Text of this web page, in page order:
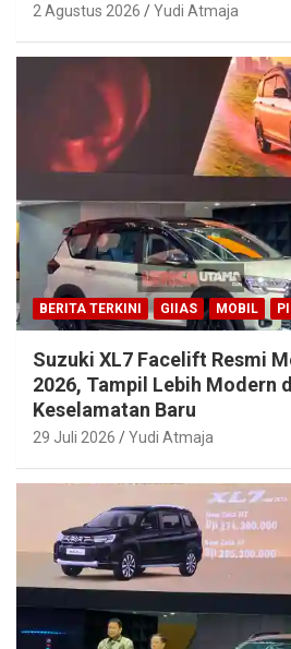
2 Agustus 2026 Yudi Atmaja
BERITA TERKINI GIIAS MOBIL
Suzuki XL7 Facelift Resmi
2026, Tampil Lebih Modern
Keselamatan Baru
29 Juli 2026 Yudi Atmaja